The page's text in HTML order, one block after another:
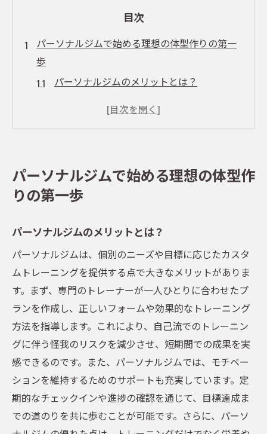
目次
パーソナルジムで始める理想の体型作りの第一
歩
パーソナルジムのメリットとは？
あなたの目標に合わせた初期プランニング
タイル
パーソナルジムでの初回体験の流れ
効果的なパーソナルジムメニューで夢のボディ
を手に入れる
パーソナルジムでのトレーニングプランの
組み立て方
理想の体型に近づくための食事指導
筋トレと有酸素運動を組み合わせた効果的
メニュー
効率的なトレーニングで結果を出すための
ポイント
パーソナルジムで始める理想の体型作
りの第一歩
パーソナルジムのメリットとは？
パーソナルジムは、個別のニーズや目標に応じたカスタ
ムトレーニングを提供する点で大きなメリットがありま
す。まず、専門のトレーナーが一人ひとりに合わせたプ
ランを作成し、正しいフォームや効果的なトレーニング
方法を指導します。これにより、自己流でのトレーニン
グに伴う怪我のリスクを減少させ、短期間での成果を実
感できるのです。また、パーソナルジムでは、モチベー
ションを維持するためのサポートも充実しています。定
期的なチェックインや進捗の確認を通じて、目標達成ま
での道のりを共に歩むことが可能です。さらに、パーソ